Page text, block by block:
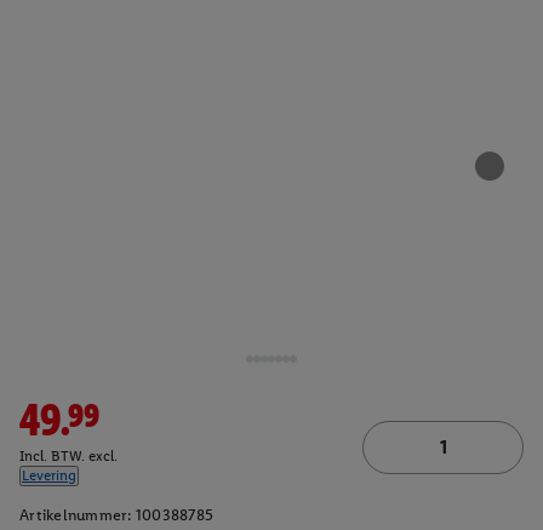
49.99
Incl. BTW. excl.
Levering
Artikelnummer: 100388785